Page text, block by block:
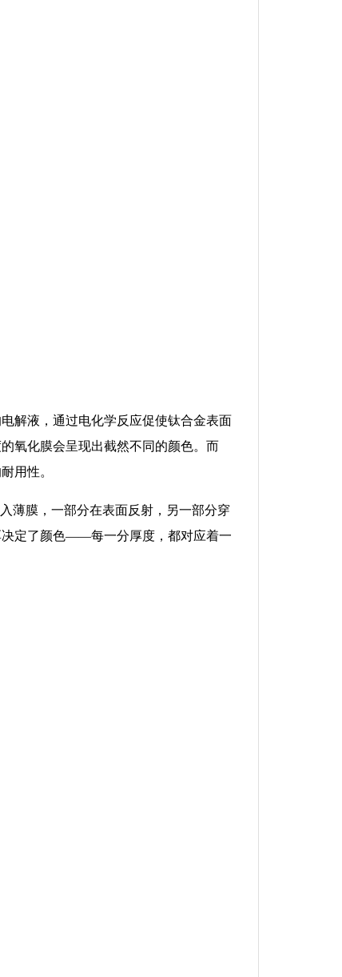
解液，通过电化学反应促使钛合金表面
氧化膜会呈现出截然不同的颜色。而
用性。
薄膜，一部分在表面反射，另一部分穿
决定了颜色——每一分厚度，都对应着一